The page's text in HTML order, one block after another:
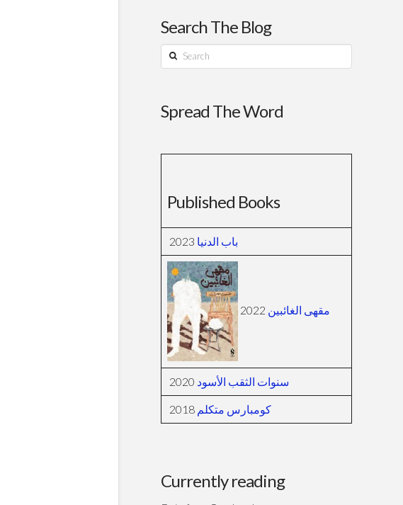
Search The Blog
Search
Spread The Word
Published Books
باب الدنيا
مقهى الغائبين
سنوات الثقب الأسود
كومبارس متكلم 2018
Currently reading